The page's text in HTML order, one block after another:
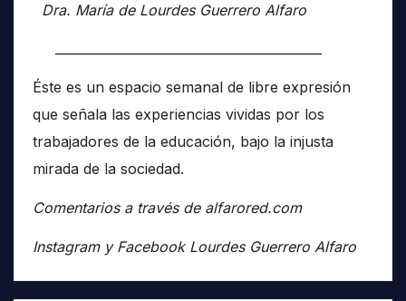
Dra. María de Lourdes Guerrero Alfaro
Éste es un espacio semanal de libre expresión
que señala las experiencias vividas por los
trabajadores de la educación, bajo la injusta
mirada de la sociedad.
Comentarios a través de alfarored.com
Instagram y Facebook Lourdes Guerrero Alfaro